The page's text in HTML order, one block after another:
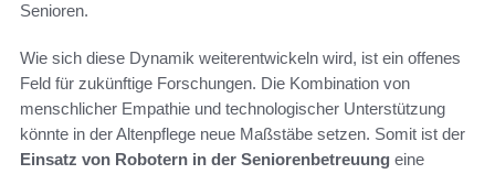
Senioren.
Wie sich diese Dynamik weiterentwickeln wird, ist ein offenes
Feld für zukünftige Forschungen. Die Kombination von
menschlicher Empathie und technologischer Unterstützung
könnte in der Altenpflege neue Maßstäbe setzen. Somit ist der
Einsatz von Robotern in der Seniorenbetreuung eine